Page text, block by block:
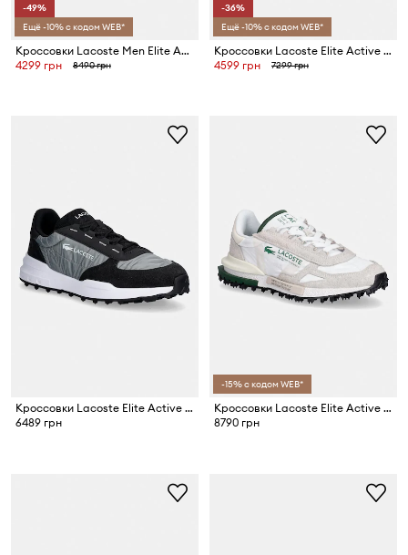
-49%
Ещё -10% с кодом WEB*
Кроссовки Lacoste Men Elite Active Sneakers
4299 грн
8490 грн
-36%
Ещё -10% с кодом WEB*
Кроссовки Lacoste Elite Active Sneakers
4599 грн
7299 грн
Кроссовки Lacoste Elite Active Evo Sneakers
6489 грн
-15% с кодом WEB*
Кроссовки Lacoste Elite Active Sneakers
8790 грн